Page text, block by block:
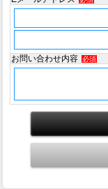
お問い合わせ内容 必須